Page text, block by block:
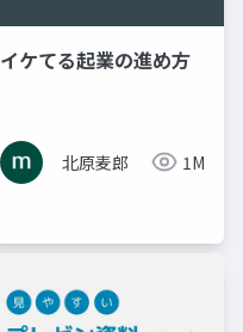
イケてる起業の進め方
北原麦郎 1M